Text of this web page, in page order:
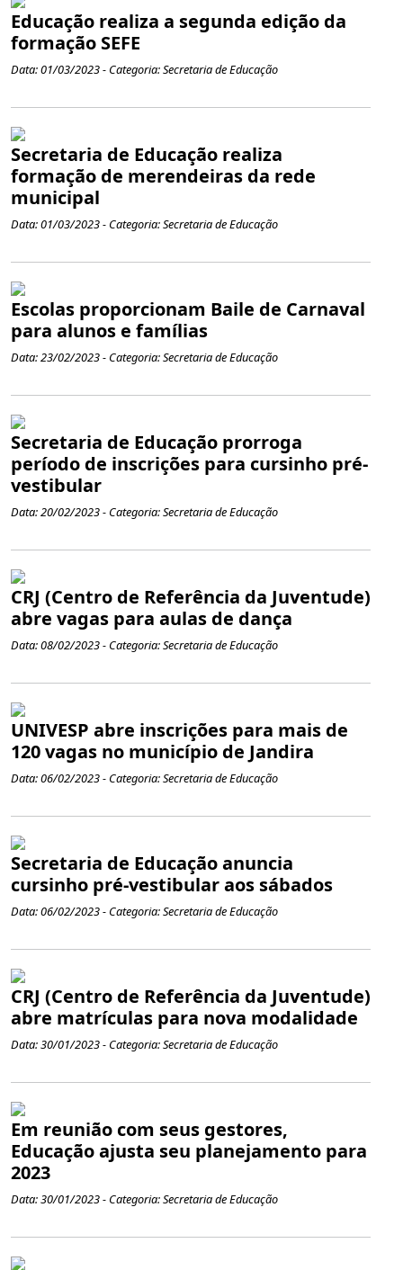
Educação realiza a segunda edição da
formação SEFE
Data: 01/03/2023 - Categoria: Secretaria de Educação
Secretaria de Educação realiza
formação de merendeiras da rede
municipal
Data: 01/03/2023 - Categoria: Secretaria de Educação
Escolas proporcionam Baile de Carnaval
para alunos e famílias
Data: 23/02/2023 - Categoria: Secretaria de Educação
Secretaria de Educação prorroga
período de inscrições para cursinho pré-
vestibular
Data: 20/02/2023 - Categoria: Secretaria de Educação
CRJ (Centro de Referência da Juventude)
abre vagas para aulas de dança
Data: 08/02/2023 - Categoria: Secretaria de Educação
UNIVESP abre inscrições para mais de
120 vagas no município de Jandira
Data: 06/02/2023 - Categoria: Secretaria de Educação
Secretaria de Educação anuncia
cursinho pré-vestibular aos sábados
Data: 06/02/2023 - Categoria: Secretaria de Educação
CRJ (Centro de Referência da Juventude)
abre matrículas para nova modalidade
Data: 30/01/2023 - Categoria: Secretaria de Educação
Em reunião com seus gestores,
Educação ajusta seu planejamento para
2023
Data: 30/01/2023 - Categoria: Secretaria de Educação